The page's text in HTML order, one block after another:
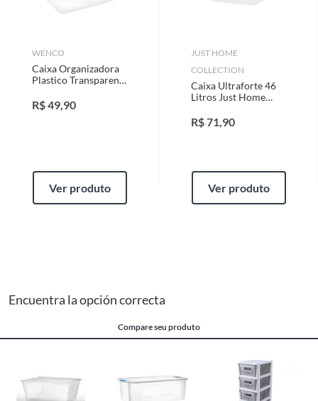
WENCO
Caixa Organizadora
Plastico Transparente
32x16x42cm Just
Home Collection
R$49,90
Ver produto
JUST HOME
COLLECTION
Caixa Ultraforte 46
Litros Just Home
R$71,90
Ver produto
Encuentra la opción correcta
Compare seu produto